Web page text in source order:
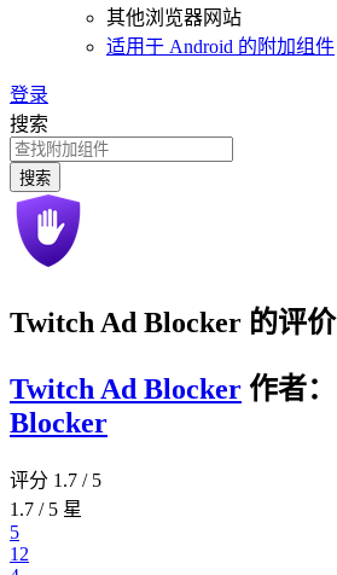
其他浏览器网站
适用于 Android 的附加组件
登录
搜索
搜索
Twitch Ad Blocker 的评价
Twitch Ad Blocker 作者：
Blocker
评分 1.7 / 5
1.7 / 5 星
5
12